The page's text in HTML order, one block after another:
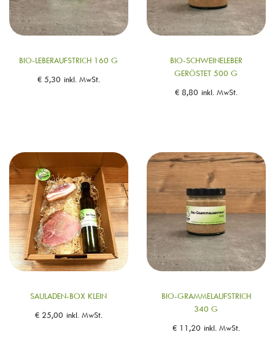
BIO-LEBERAUFSTRICH 160 G
€5,30 inkl. MwSt.
BIO-SCHWEINELEBER
GERÖSTET 500 G
€8,80 inkl. MwSt.
SAULADEN-BOX KLEIN
€25,00 inkl. MwSt.
BIO-GRAMMELAUFSTRICH
340 G
€11,20 inkl. MwSt.